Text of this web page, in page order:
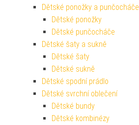
Dětské ponožky a punčocháče
Dětské ponožky
Dětské punčocháče
Dětské šaty a sukně
Dětské šaty
Dětské sukně
Dětské spodní prádlo
Dětské svrchní oblečení
Dětské bundy
Dětské kombinézy